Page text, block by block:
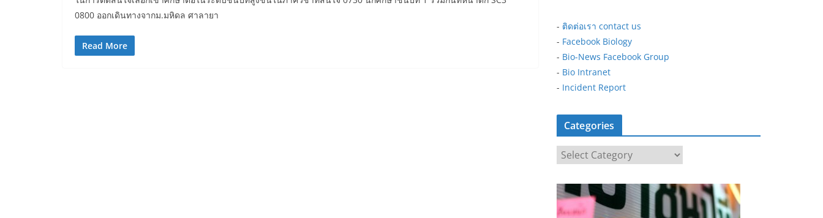
0800 ออกเดินทางจากม.มหิดล ศาลายา
Read More
- ติดต่อเรา contact us
- Facebook Biology
- Bio-News Facebook Group
- Bio Intranet
- Incident Report
Categories
a
t
e
g